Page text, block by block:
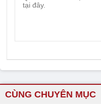
CÙNG CHUYÊN MỤC